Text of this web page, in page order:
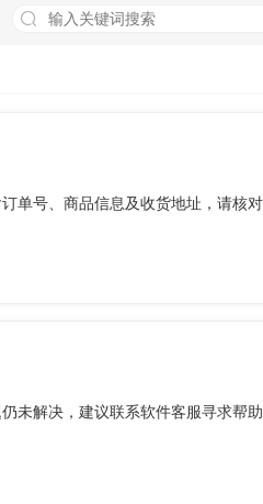
单号、商品信息及收货地址，请核
未解决，建议联系软件客服寻求帮助